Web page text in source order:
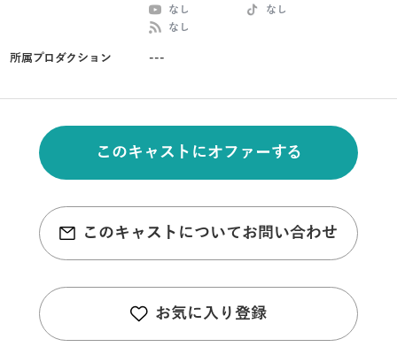
なし
なし
なし
所属プロダクション ---
このキャストにオファーする
このキャストについてお問い合わせ
お気に入り登録